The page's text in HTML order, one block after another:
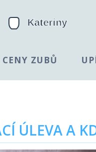
CENY ZUBŮ
ÚLEVA A